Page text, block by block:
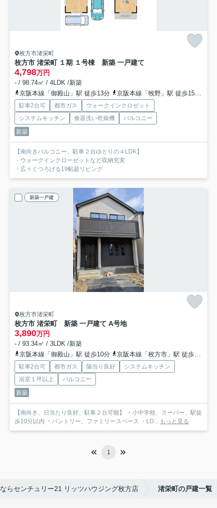
枚方市渚栄町
枚方市 渚栄町 １期 １号棟 新築 一戸建て
4,798万円
- / 98.74㎡ / 4LDK /新築
京阪本線「御殿山」駅 徒歩13分
京阪本線「牧野」駅 徒歩15分
駐車2台可 都市ガス
ウォークインクロゼット
システムキッチン
食器洗い乾燥機
バルコニー
新築
【南向きバルコニー、駐車２台ゆとりの４LDK】
・ウォークインクローゼットなど収納充実
・広々くつろげる19帖超リビング
新築一戸建
枚方市渚栄町
枚方市 渚栄町 新築 一戸建て A号地
3,890万円
- / 93.34㎡ / 3LDK /新築
京阪本線「御殿山」駅 徒歩10分
京阪本線「枚方市」駅 徒歩33分
駐車2台可 都市ガス 陽当り良好
システムキッチン
浴室１坪以上
バルコニー
新築
【南向き、日当たり良好、駐車２台可能】 ・小中学校、スーパー、駅徒
歩10分以内 ・パントリー、ファミリースペース ・LD... もっと見る
1
らセンチュリー21 リッツハウジング枚方店 渚栄町の戸建一覧